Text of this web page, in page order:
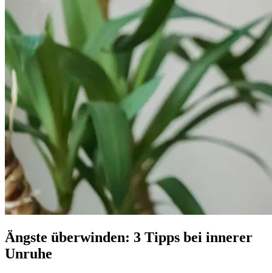
Ängste überwinden: 3 Tipps bei innerer
Unruhe